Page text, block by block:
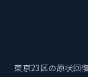
東京23区の原状回